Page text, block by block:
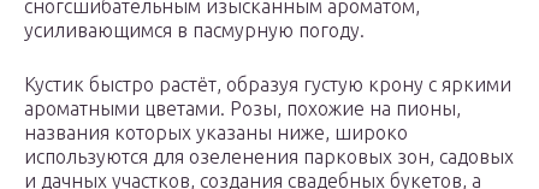
сногсшибательным изысканным ароматом,
усиливающимся в пасмурную погоду.
Кустик быстро растёт, образуя густую крону с яркими
ароматными цветами. Розы, похожие на пионы,
названия которых указаны ниже, широко
используются для озеленения парковых зон, садовых
и дачных участков, создания свадебных букетов, а